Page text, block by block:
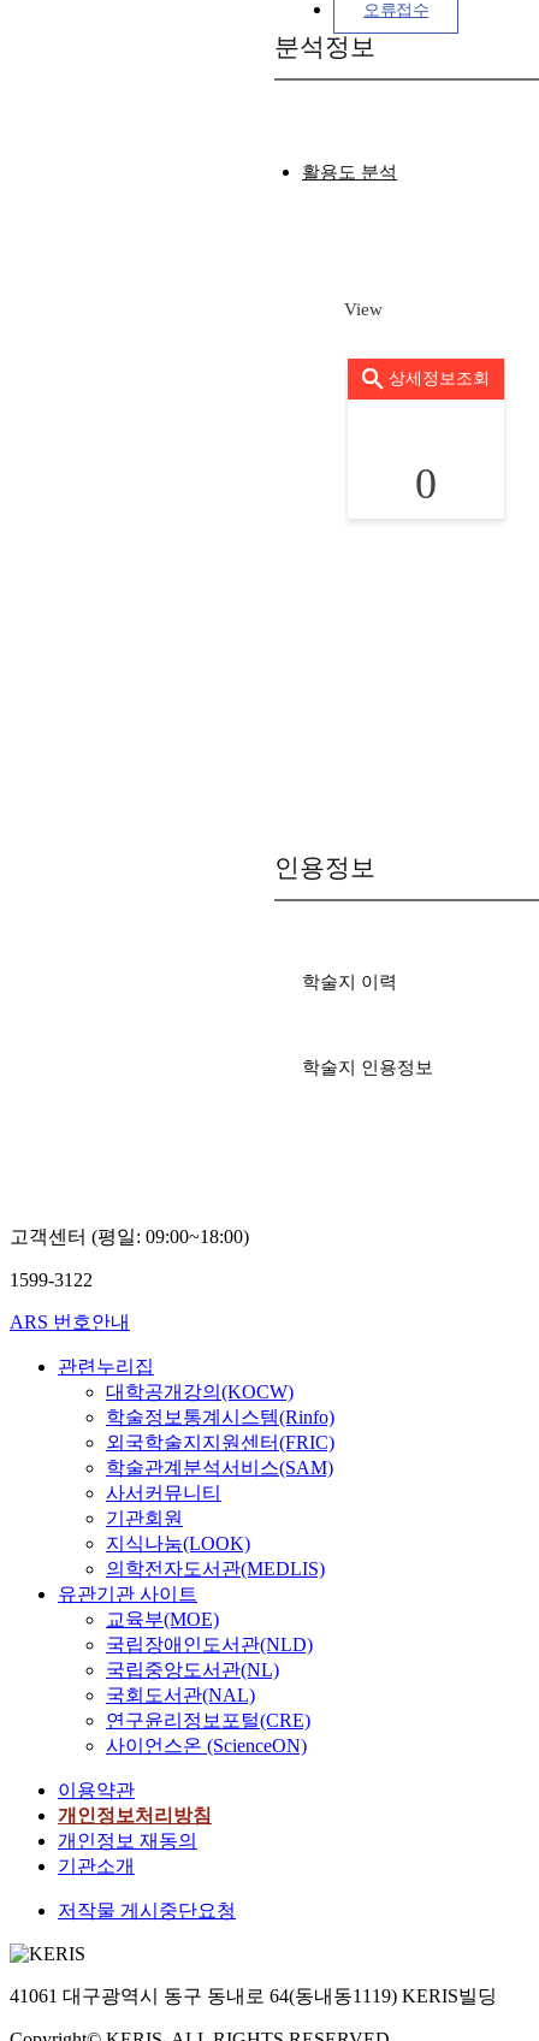
오류접수
분석정보
활용도 분석
View
상세정보조회
0
인용정보
학술지 이력
학술지 인용정보
고객센터 (평일: 09:00~18:00)
1599-3122
ARS 번호안내
관련누리집
대학공개강의(KOCW)
학술정보통계시스템(Rinfo)
외국학술지지원센터(FRIC)
학술관계분석서비스(SAM)
사서커뮤니티
기관회원
지식나눔(LOOK)
의학전자도서관(MEDLIS)
유관기관 사이트
교육부(MOE)
국립장애인도서관(NLD)
국립중앙도서관(NL)
국회도서관(NAL)
연구윤리정보포털(CRE)
사이언스온 (ScienceON)
이용약관
개인정보처리방침
개인정보 재동의
기관소개
저작물 게시중단요청
41061 대구광역시 동구 동내로 64(동내동1119) KERIS빌딩